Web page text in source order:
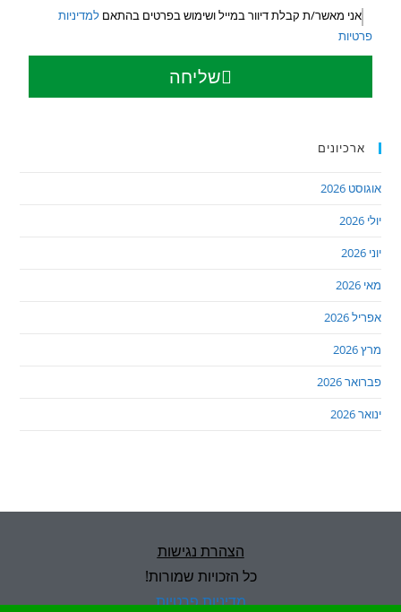
אני מאשר/ת קבלת דיוור במייל ושימוש בפרטים בהתאםלמדיניות
פרטיות
שליחה
ארכיונים
אוגוסט 2026
יולי 2026
יוני 2026
מאי 2026
אפריל 2026
מרץ 2026
פברואר 2026
ינואר 2026
הצהרת נגישות
כל הזכויות שמורות!
מדיניות פרטיות